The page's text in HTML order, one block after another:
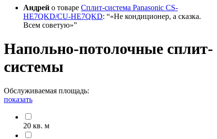
Андрей о товаре Сплит-система Panasonic CS-
HE7QKD/CU-HE7QKD:
«Не кондиционер, а сказка.
Всем советую»
Напольно-потолочные сплит-
системы
Обслуживаемая площадь:
показать
20 кв. м